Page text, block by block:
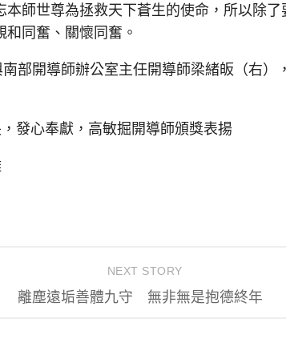
師世尊為拯救天下蒼生的使命，所以除了
同奮、關懷同奮。
部開導師辦公室主任開導師梁緒皈（右）
發心奉獻，高敏掘開導師頒獎表揚
NEXT STORY
離塵遠垢善體九守 無非無是抱德終年